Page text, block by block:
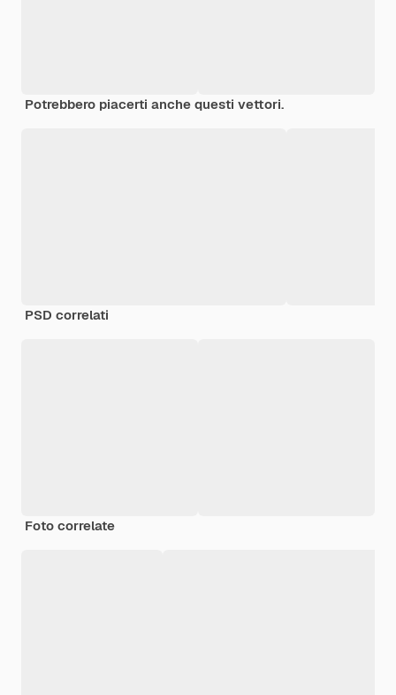
Potrebbero piacerti anche questi vettori.
PSD correlati
Foto correlate